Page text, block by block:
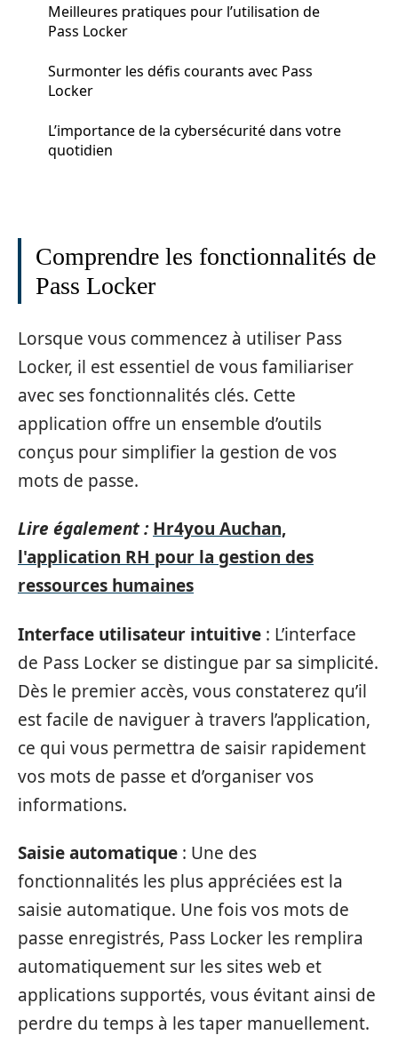
Meilleures pratiques pour l’utilisation de
Pass Locker
Surmonter les défis courants avec Pass
Locker
L’importance de la cybersécurité dans votre
quotidien
Comprendre les fonctionnalités de
Pass Locker
Lorsque vous commencez à utiliser Pass
Locker, il est essentiel de vous familiariser
avec ses fonctionnalités clés. Cette
application offre un ensemble d’outils
conçus pour simplifier la gestion de vos
mots de passe.
Lire également : Hr4you Auchan,
l'application RH pour la gestion des
ressources humaines
Interface utilisateur intuitive : L’interface
de Pass Locker se distingue par sa simplicité.
Dès le premier accès, vous constaterez qu’il
est facile de naviguer à travers l’application,
ce qui vous permettra de saisir rapidement
vos mots de passe et d’organiser vos
informations.
Saisie automatique : Une des
fonctionnalités les plus appréciées est la
saisie automatique. Une fois vos mots de
passe enregistrés, Pass Locker les remplira
automatiquement sur les sites web et
applications supportés, vous évitant ainsi de
perdre du temps à les taper manuellement.